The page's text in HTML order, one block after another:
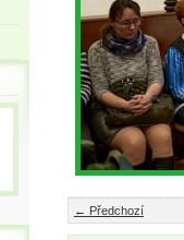
← Předchozí